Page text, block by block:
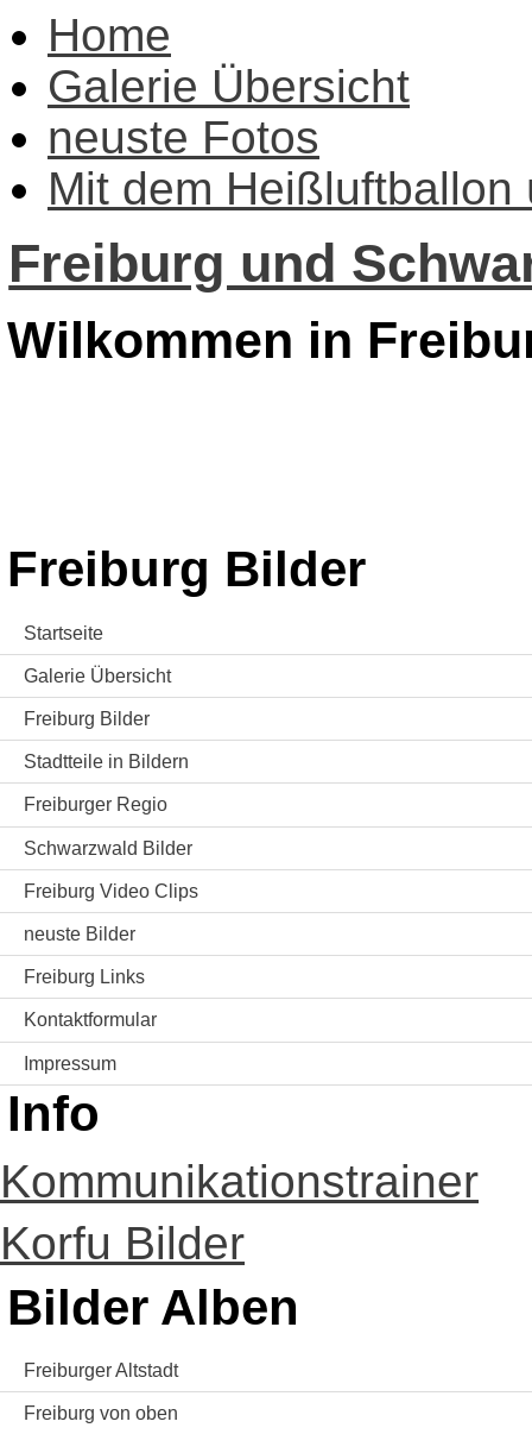
Home
Galerie Übersicht
neuste Fotos
Mit dem Heißluftballon
Freiburg und
Wilkommen in
Freiburg Bilder
Startseite
Galerie Übersicht
Freiburg Bilder
Stadtteile in Bildern
Freiburger Regio
Schwarzwald Bilder
Freiburg Video Clips
neuste Bilder
Freiburg Links
Kontaktformular
Impressum
Info
Kommunikationstrainer
Korfu Bilder
Bilder Alben
Freiburger Altstadt
Freiburg von oben